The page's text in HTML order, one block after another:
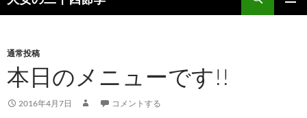
索
ン
へ
キ
通常投稿
本日のメニューです!!
2016年4月7日 コメントする